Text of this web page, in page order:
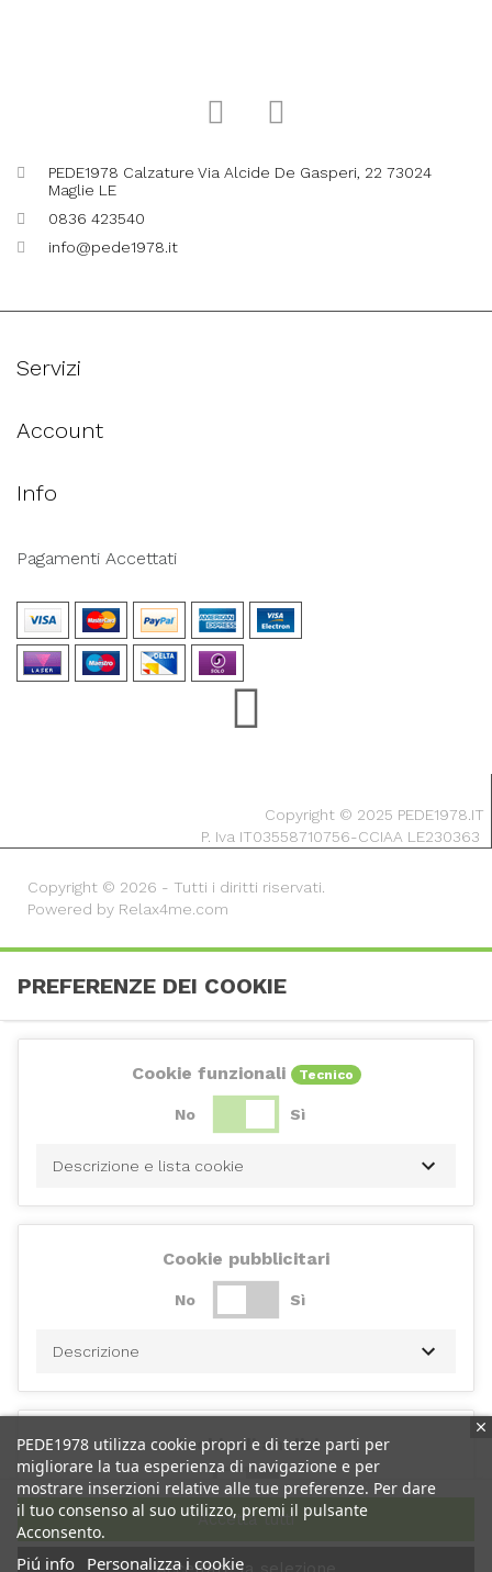
PEDE1978 Calzature Via Alcide De Gasperi, 22 73024
Maglie LE
0836 423540
info@pede1978.it
Servizi
Account
Info
Pagamenti Accettati
Copyright © 2025 PEDE1978.IT
P. Iva IT03558710756-CCIAA LE230363
Copyright © 2026 - Tutti i diritti riservati.
Powered by Relax4me.com
PEDE1978 utilizza cookie propri e di terze parti per
migliorare la tua esperienza di navigazione e per
mostrare inserzioni relative alle tue preferenze. Per dare
il tuo consenso al suo utilizzo, premi il pulsante
Acconsento.
Piú info Personalizza i cookie
PREFERENZE DEI COOKIE
Cookie funzionali Tecnico
No Sì
Descrizione e lista cookie
Cookie pubblicitari
No Sì
Descrizione
Cookie di analisi
No Sì
Descrizione
Accetta tutti